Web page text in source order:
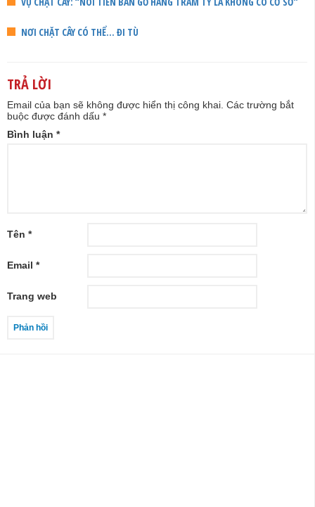
NƠI CHẶT CÂY CÓ THỂ… ĐI TÙ
TRẢ LỜI
Email của bạn sẽ không được hiển thị công khai. Các trường bắt
buộc được đánh dấu *
Bình luận *
Tên *
Email *
Trang web